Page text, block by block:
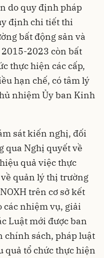
do quy định pháp
định chi tiết thi
bất động sản và
2023 còn bất
thực hiện các cấp,
hạn chế, có tâm lý
nhiệm Ủy ban Kinh
sát kiến nghị, đối
qua Nghị quyết về
quả việc thực
quản lý thị trường
trên cơ sở kết
các nhiệm vụ, giải
Luật mới được ban
chính sách, pháp luật
quả tổ chức thực hiện